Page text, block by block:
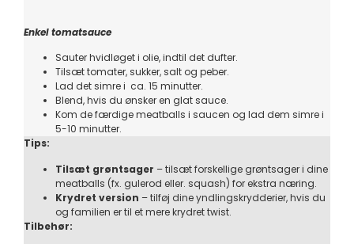
Enkel tomatsauce
Sauter hvidløget i olie, indtil det dufter.
Tilsæt tomater, sukker, salt og peber.
Lad det simre i ca. 15 minutter.
Blend, hvis du ønsker en glat sauce.
Kom de færdige meatballs i saucen og lad dem simre i
5-10 minutter.
Tips:
Tilsæt grøntsager – tilsæt forskellige grøntsager i dine
meatballs (fx. gulerod eller. squash) for ekstra næring.
Krydret version – tilføj dine yndlingskrydderier, hvis du
og familien er til et mere krydret twist.
Tilbehør: